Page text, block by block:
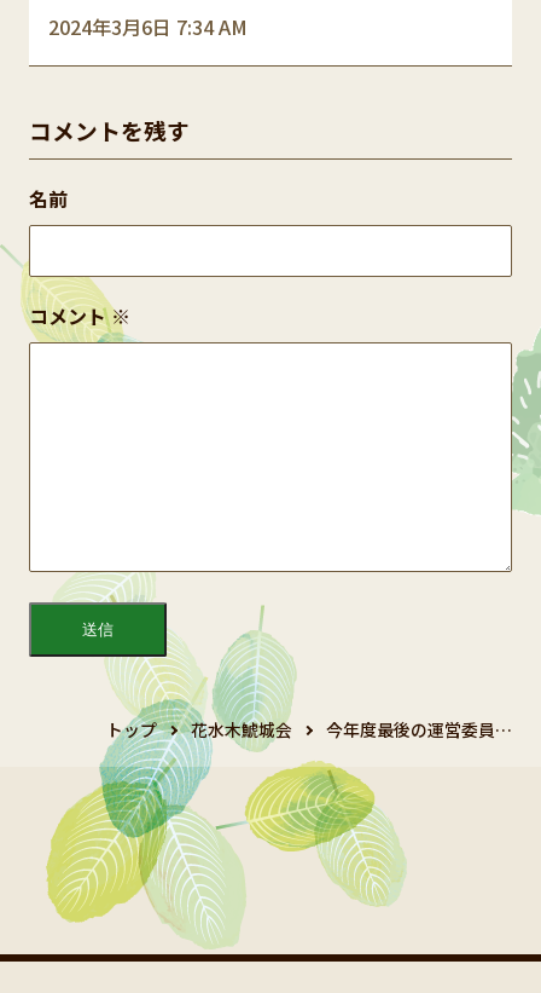
2024年3月6日 7:34 AM
コメントを残す
コメント※
名前
トップ 花水木鯱城会 今年度最後の運営委員…